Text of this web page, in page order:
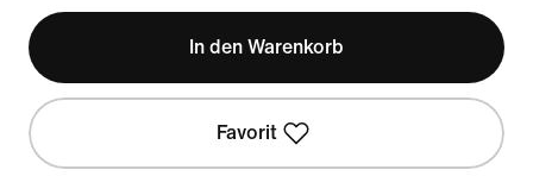
In den Warenkorb
Favorit